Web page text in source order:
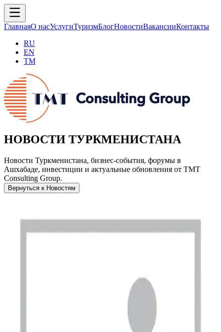
ГлавнаяО насУслугиТуризмБлогНовостиВакансииКонтакты
RU
EN
TM
НОВОСТИ ТУРКМЕНИСТАНА
Новости Туркменистана, бизнес-события, форумы в
Ашхабаде, инвестиции и актуальные обновления от TMT
Consulting Group.
Вернуться к Новостям